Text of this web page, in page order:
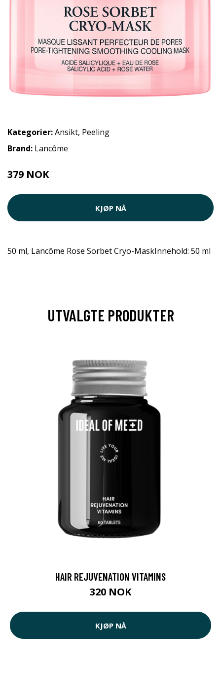
Kategorier:Ansikt, Peeling
Brand: Lancôme
379 NOK
KJØP NÅ
50 ml, Lancôme Rose Sorbet Cryo-MaskInnehold: 50 ml
UTVALGTE PRODUKTER
HAIR REJUVENATION VITAMINS
320 NOK
KJØP NÅ